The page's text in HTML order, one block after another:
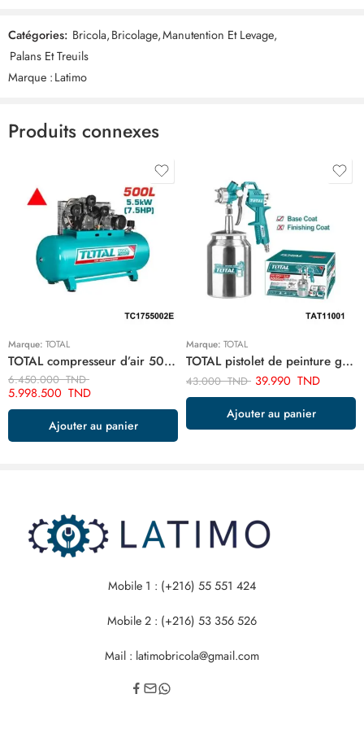
Commentaires
Il n'y a pas encore de critiques.
Catégories: Bricola,Bricolage,Manutention Et Levage,
Palans Et Treuils
Marque :Latimo
Produits connexes
Marque: TOTAL
TOTAL compresseur d’air 500 litre 7.5hp TC1755002E
6.450.000TND
5.998.500 TND
Ajouter au panier
Marque: TOTAL
TOTAL pistolet de peinture goude bas 1.5 mm 1000cc TAT11001
43.000TND 39.990 TND
Ajouter au panier
Mobile 1 : (+216) 55 551 424
Mobile 2 : (+216) 53 356 526
Mail : latimobricola@gmail.com